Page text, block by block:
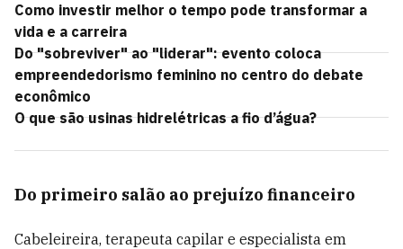
Como investir melhor o tempo pode transformar a
vida e a carreira
Do "sobreviver" ao "liderar": evento coloca
empreendedorismo feminino no centro do debate
econômico
O que são usinas hidrelétricas a fio d’água?
Do primeiro salão ao prejuízo financeiro
Cabeleireira, terapeuta capilar e especialista em